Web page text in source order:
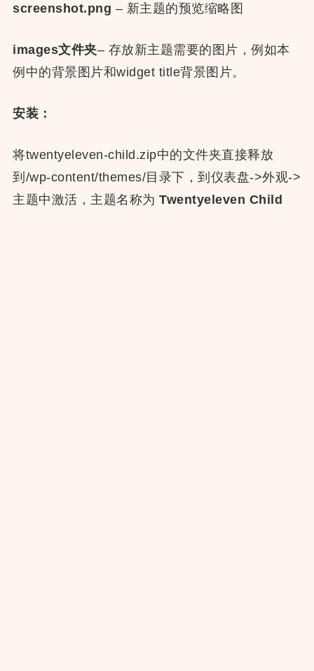
screenshot.png – 新主题的预览缩略图
images文件夹– 存放新主题需要的图片，例如本
例中的背景图片和widget title背景图片。
安装：
将twentyeleven-child.zip中的文件夹直接释放
到/wp-content/themes/目录下，到仪表盘->外观->
主题中激活，主题名称为 Twentyeleven Child